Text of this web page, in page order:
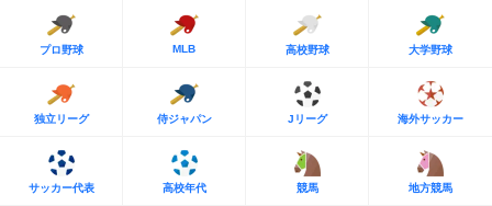
プロ野球 MLB 高校野球 大学野球
独立リーグ 侍ジャパン Jリーグ 海外サッカー
サッカー代表 高校年代 競馬 地方競馬